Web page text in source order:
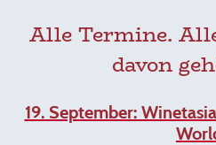
Alle Termine.
davon
19. September: